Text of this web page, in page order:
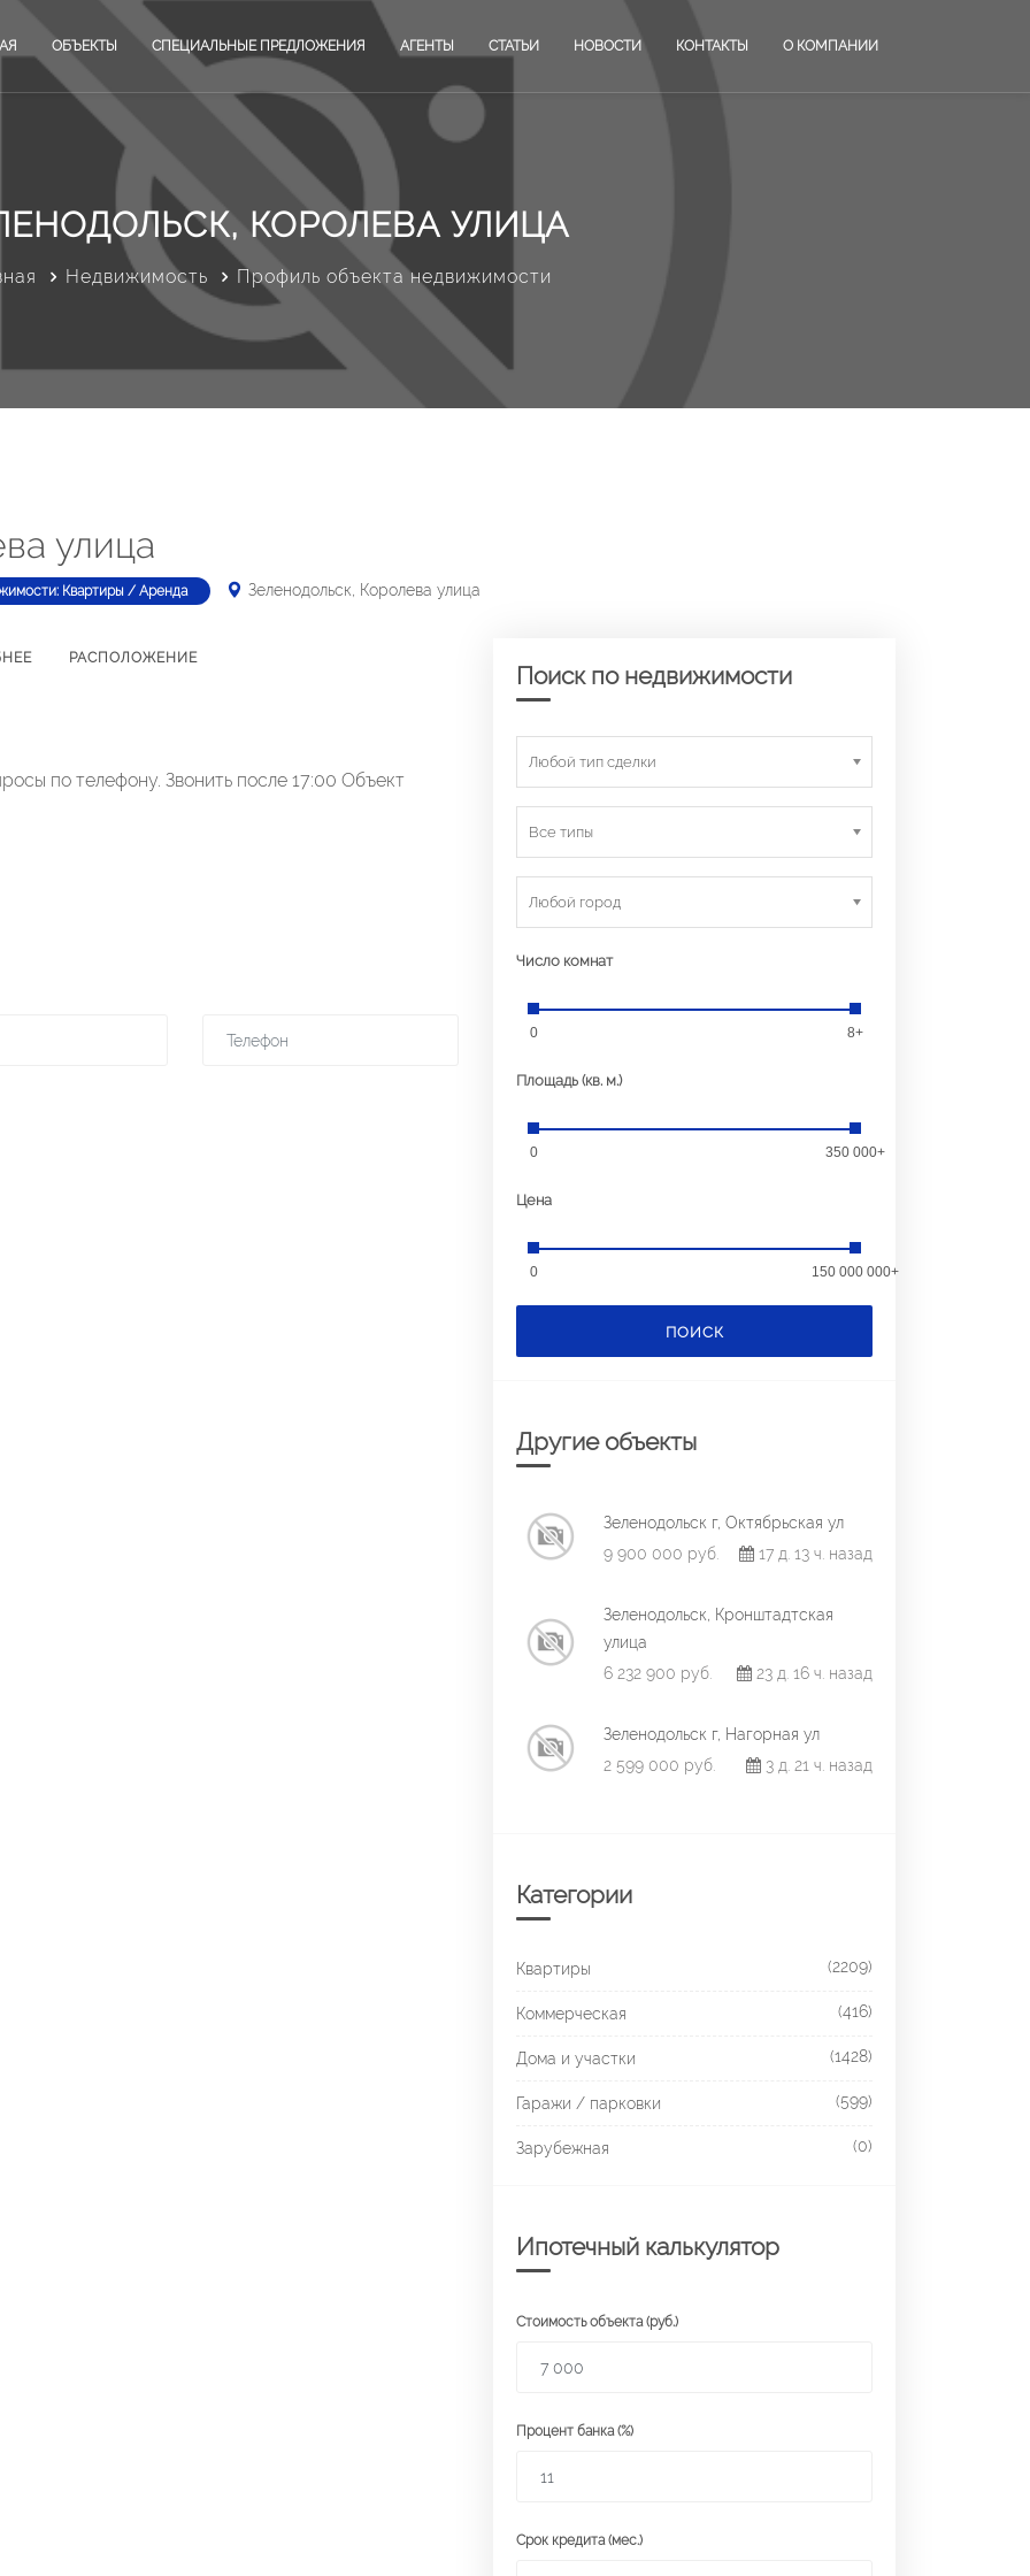
ОБЪЕКТЫ СПЕЦИАЛЬНЫЕ ПРЕДЛОЖЕНИЯ АГЕНТЫ СТАТЬИ НОВОСТИ КОНТАКТЫ О КОМПАНИИ
КОРОЛЕВА УЛИЦА
Недвижимость Профиль объекта недвижимости
улица
Квартиры / Аренда Зеленодольск, Королева улица
РАСПОЛОЖЕНИЕ
по телефону. Звонить после 17:00 Объект
Поиск по недвижимости
Любой тип сделки
Все типы
Любой город
Число комнат
0 8+
Площадь (кв. м.)
0 350 000+
Цена
0 150 000 000+
ПОИСК
Другие объекты
Зеленодольск г, Октябрьская ул
9 900 000 руб.
17 д. 13 ч. назад
Зеленодольск, Кронштадтская
улица
6 232 900 руб.
23 д. 16 ч. назад
Зеленодольск г, Нагорная ул
2 599 000 руб.
3 д. 21 ч. назад
Категории
Квартиры (2209)
Коммерческая (416)
Дома и участки (1428)
Гаражи / парковки (599)
Зарубежная (0)
Ипотечный калькулятор
Стоимость объекта (руб.)
Процент банка (%)
Срок кредита (мес.)